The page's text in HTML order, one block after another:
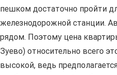
пешком достаточно пройти
железнодорожной станции.
рядом. Поэтому цена
Зуево) относительно всего
высокой, ведь